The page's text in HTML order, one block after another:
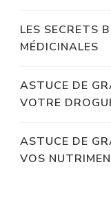
LES SECRETS
MÉDICINALES
ASTUCE DE
VOTRE
ASTUCE DE
VOS